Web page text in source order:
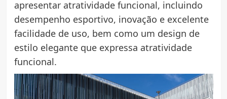
apresentar atratividade funcional, incluindo
desempenho esportivo, inovação e excelente
facilidade de uso, bem como um design de
estilo elegante que expressa atratividade
funcional.